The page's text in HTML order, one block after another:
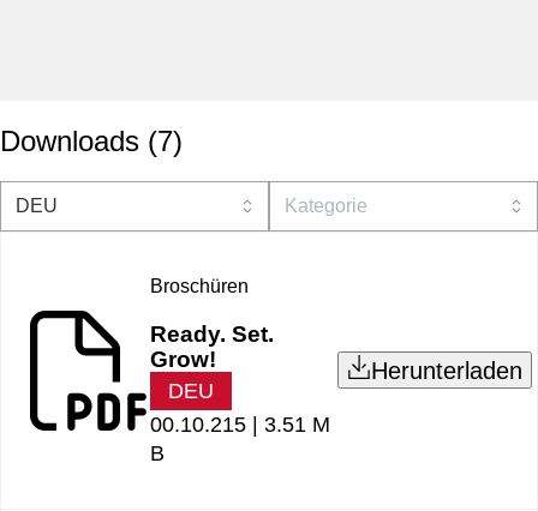
Downloads (7)
Broschüren
Ready. Set.
Grow!
DEU
00.10.215 | 3.51 M
B
Herunterladen